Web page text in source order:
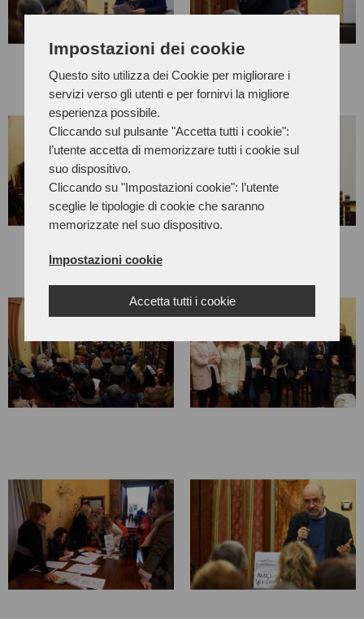
Impostazioni dei cookie
Questo sito utilizza dei Cookie per migliorare i
servizi verso gli utenti e per fornirvi la migliore
esperienza possibile.
Cliccando sul pulsante "Accetta tutti i cookie":
l’utente accetta di memorizzare tutti i cookie sul
suo dispositivo.
Cliccando su "Impostazioni cookie": l’utente
sceglie le tipologie di cookie che saranno
memorizzate nel suo dispositivo.
Impostazioni cookie
Accetta tutti i cookie